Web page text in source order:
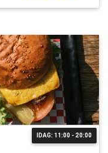
IDAG: 11:00 - 20:00